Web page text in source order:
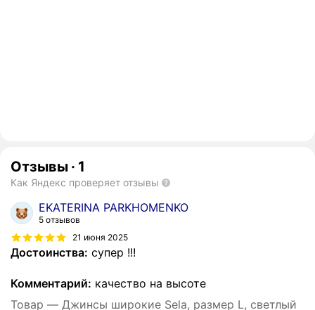
Отзывы · 1
Как Яндекс проверяет отзывы
EKATERINA PARKHOMENKO
5 отзывов
21 июня 2025
Достоинства: супер !!!
Комментарий: качество на высоте
Товар — Джинсы широкие Sela, размер L, светлый